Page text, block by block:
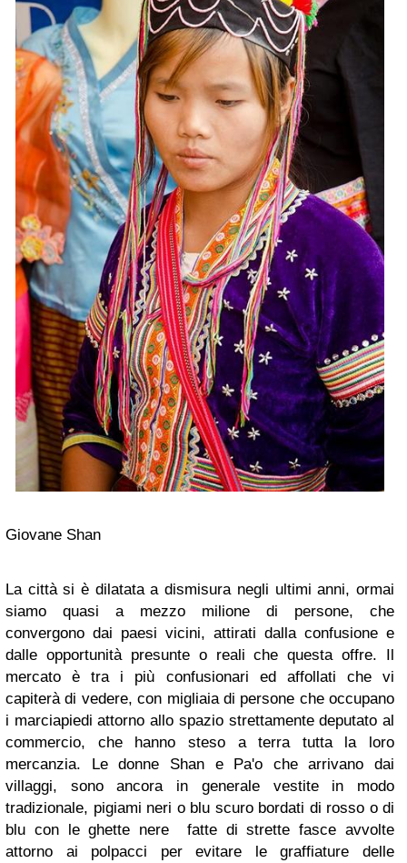
Giovane Shan
La città si è dilatata a dismisura negli ultimi anni, ormai
siamo quasi a mezzo milione di persone, che
convergono dai paesi vicini, attirati dalla confusione e
dalle opportunità presunte o reali che questa offre. Il
mercato è tra i più confusionari ed affollati che vi
capiterà di vedere, con migliaia di persone che occupano
i marciapiedi attorno allo spazio strettamente deputato al
commercio, che hanno steso a terra tutta la loro
mercanzia. Le donne Shan e Pa'o che arrivano dai
villaggi, sono ancora in generale vestite in modo
tradizionale, pigiami neri o blu scuro bordati di rosso o di
blu con le ghette nere fatte di strette fasce avvolte
attorno ai polpacci per evitare le graffiature delle